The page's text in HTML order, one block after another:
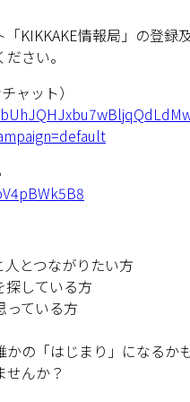
KIKKAKE情報局」の登録
さい。
ャット）
人とつながりたい方
探している方
っている方
の「はじまり」になるか
せんか？